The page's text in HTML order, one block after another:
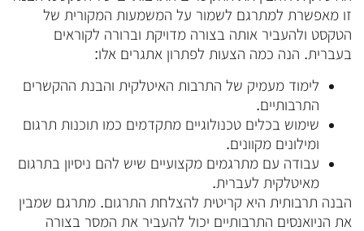
זו מאפשרת למתרגם לשמור על המשמעות המקורית של
הטקסט ולהעביר אותה בצורה מדויקת וברורה לקוראים
בעברית. הנה כמה הצעות לפתרון אתגרים אלו:
לימוד מעמיק של התרבות האיטלקית והבנת ההקשרים
התרבותיים.
שימוש בכלים טכנולוגיים מתקדמים כמו תוכנות תרגום
ומילונים מקוונים.
עבודה עם מתרגמים מקצועיים שיש להם ניסיון בתרגום
מאיטלקית לעברית.
הבנה תרבותית היא קריטית להצלחת התרגום. מתרגם שמבין
את הניואנסים התרבותיים יכול להעביר את המסר בצורה